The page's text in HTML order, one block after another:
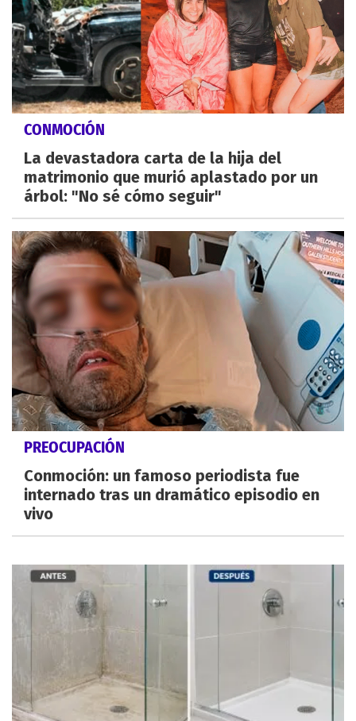
CONMOCIÓN
La devastadora carta de la hija del
matrimonio que murió aplastado por un
árbol: "No sé cómo seguir"
PREOCUPACIÓN
Conmoción: un famoso periodista fue
internado tras un dramático episodio en
vivo